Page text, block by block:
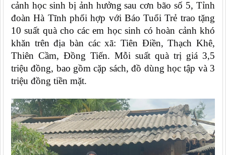
cảnh học sinh bị ảnh hưởng sau cơn bão số 5, Tỉnh
đoàn Hà Tĩnh phối hợp với Báo Tuổi Trẻ trao tặng
10 suất quà cho các em học sinh có hoàn cảnh khó
khăn trên địa bàn các xã: Tiên Điền, Thạch Khê,
Thiên Cầm, Đồng Tiến. Mỗi suất quà trị giá 3,5
triệu đồng, bao gồm cặp sách, đồ dùng học tập và 3
triệu đồng tiền mặt.